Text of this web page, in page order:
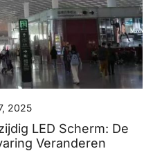
2025
LED Scherm: De
Veranderen